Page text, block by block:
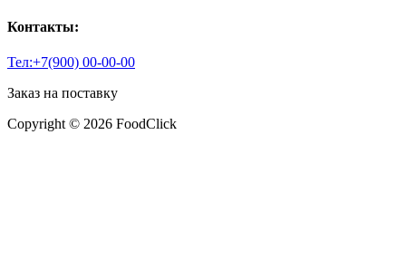
Контакты:
Тел:+7(900) 00-00-00
Заказ на поставку
Copyright © 2026 FoodClick